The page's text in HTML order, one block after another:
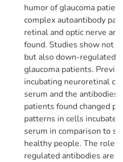
humor of glaucoma
complex autoantibody
retinal and optic nerve
found. Studies show not
but also down-regulated
glaucoma patients.
incubating neuroretinal
serum and the antibodies
patients found changed
patterns in cells
serum in comparison to
healthy people. The role
regulated antibodies are